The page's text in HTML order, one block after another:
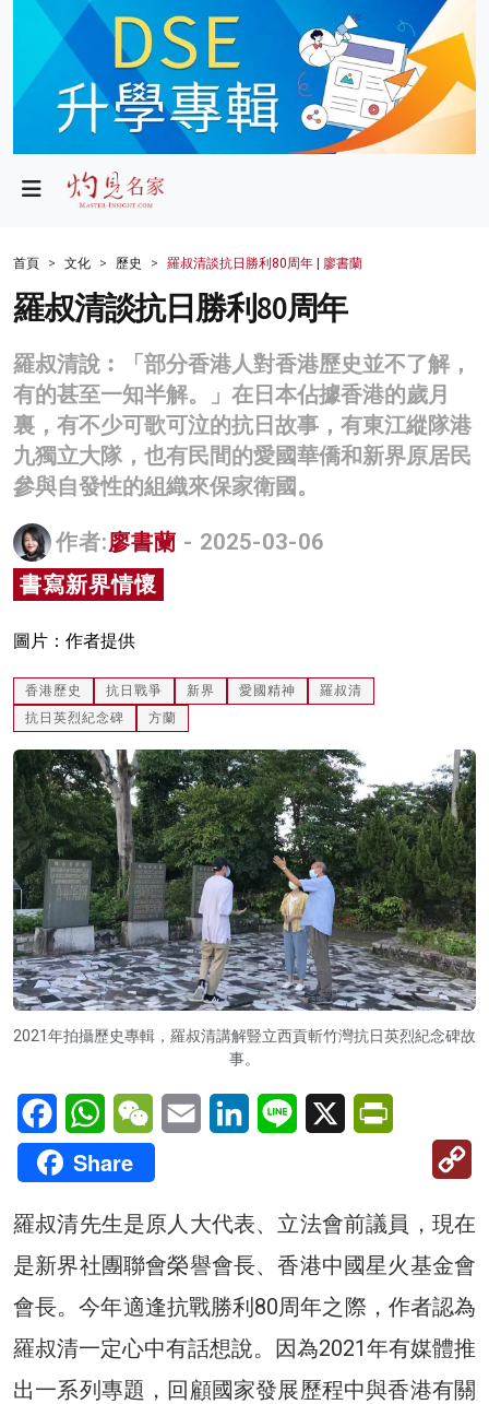
政局
財經
生活
商業
科技
影片
名家榜
灼見活動
首頁 文化 歷史 羅叔清談抗日勝利80周年 | 廖書蘭
羅叔清談抗日勝利80周年
羅叔清說︰「部分香港人對香港歷史並不了解，
有的甚至一知半解。」在日本佔據香港的歲月
裏，有不少可歌可泣的抗日故事，有東江縱隊港
九獨立大隊，也有民間的愛國華僑和新界原居民
參與自發性的組織來保家衛國。
作者:廖書蘭 - 2025-03-06
書寫新界情懷
圖片：作者提供
香港歷史 抗日戰爭 新界 愛國精神
羅叔清
抗日英烈紀念碑
方蘭
2021年拍攝歷史專輯，羅叔清講解豎立西貢斬竹灣抗日英烈紀念碑故
事。
FacebookWhatsAppWeChatEmail LinkedInLine X
Share
羅叔清先生是原人大代表、立法會前議員，現在
是新界社團聯會榮譽會長、香港中國星火基金會
會長。今年適逢抗戰勝利80周年之際，作者認為
羅叔清一定心中有話想說。因為2021年有媒體推
出一系列專題，回顧國家發展歷程中與香港有關